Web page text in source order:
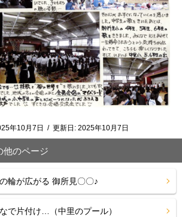
年10月7日 / 更新日: 2025年10月7日
他のページ
輪が広がる 御所見〇〇♪
で片付け…（中里のプール）